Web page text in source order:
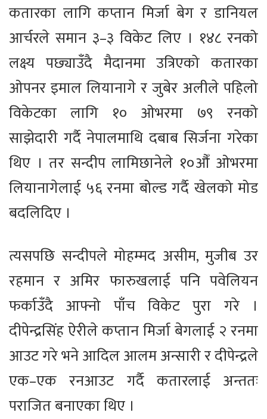
कतारका लागि कप्तान मिर्जा बेग र डानियल
आर्चरले समान ३–३ विकेट लिए । १४८ रनको
लक्ष्य पछ्याउँदै मैदानमा उत्रिएको कतारका
ओपनर इमाल लियानागे र जुबेर अलीले पहिलो
विकेटका लागि १० ओभरमा ७९ रनको
साझेदारी गर्दै नेपालमाथि दबाब सिर्जना गरेका
थिए । तर सन्दीप लामिछानेले १०औँ ओभरमा
लियानागेलाई ५६ रनमा बोल्ड गर्दै खेलको मोड
बदलिदिए ।
त्यसपछि सन्दीपले मोहम्मद असीम, मुजीब उर
रहमान र अमिर फारुखलाई पनि पवेलियन
फर्काउँदै आफ्नो पाँच विकेट पुरा गरे ।
दीपेन्द्रसिंह ऐरीले कप्तान मिर्जा बेगलाई २ रनमा
आउट गरे भने आदिल आलम अन्सारी र दीपेन्द्रले
एक–एक रनआउट गर्दै कतारलाई अन्ततः
पराजित बनाएका थिए ।